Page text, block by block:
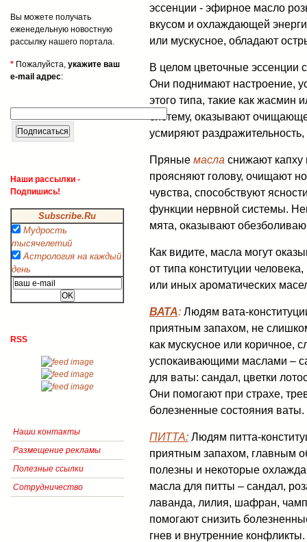
эссенции - эфирное масло
вкусом и охлаждающей
или мускусное, обладают
В целом цветочные эссенции
Они поднимают настроение,
этого типа, такие как жасмин
систему, оказывают
усмиряют
Пряные масла снижают капху
проясняют голову, очищают
чувства, способствуют
функции нервной системы.
мята, оказывают
Как видите, масла могут
от типа конституции
или иных ароматических
ВАТА:Людям вата-
приятным запахом, не
как мускусное или коричное,
успокаивающими маслами –
для ваты: сандал, цветки
Они помогают при страхе,
болезненные состояния ваты.
ПИТТА:Людям питта-
приятным запахом, главным
полезны и некоторые
масла для питты – сандал,
лаванда, лилия, шафран,
помогают снизить
гнев и внутренние конфликты.
Вы можете получать
еженедельную новостную
рассылку нашего портала.
* Пожалуйста, укажите ваш
e-mail адрес:
Наши рассылки -
Подпишись!
Subscribe.Ru
Мудрость
тысячелетий
Астрология на каждый
день
RSS
Наши контакты
Размещение рекламы
Полезные ссылки
Сотрудничество